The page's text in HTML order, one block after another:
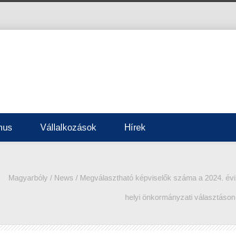
Vállalkozások Hírek
Magyarbóly / News / Megválasztható képviselők száma a 2024. évi
helyi önkormányzati választáson